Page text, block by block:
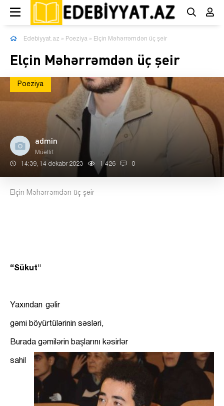
Edebiyyat.az » Poeziya » Elçin Məhərrəmdən üç şeir
Elçin Məhərrəmdən üç şeir
Poeziya
admin
Müəllif:
14:39, 14 dekabr 2023 1 426 0
Elçin Məhərrəmdən üç şeir
“Sükut"
Yaxından gəlir
gəmi böyürtülərinin səsləri,
Burada gəmilərin başlarını kəsirlər
sahil